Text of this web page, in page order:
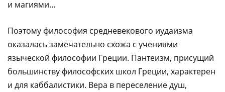
и магиями…
Поэтому философия средневекового иудаизма
оказалась замечательно схожа с учениями
языческой философии Греции. Пантеизм, присущий
большинству философских школ Греции, характерен
и для каббалистики. Вера в переселение душ,